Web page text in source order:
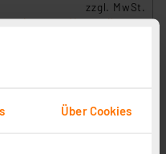
Über Cookies
zzgl. MwSt.
zu Versandkosten